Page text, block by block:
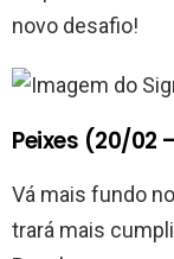
novo desafio!
Peixes (20/02
Vá mais fundo
trará mais